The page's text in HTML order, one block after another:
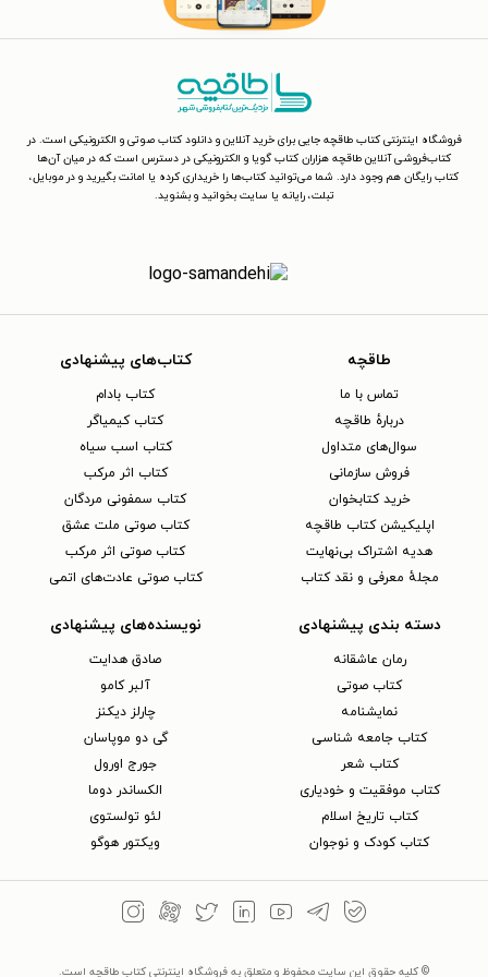
فروشگاه اینترنتی کتاب طاقچه جایی برای خرید آنلاین و دانلود کتاب صوتی و الکترونیکی است. در
کتاب‌فروشی آنلاین طاقچه هزاران کتاب گویا و الکترونیکی در دسترس است که در میان آن‌ها
کتاب رایگان هم وجود دارد. شما می‌توانید کتاب‌ها را خریداری کرده یا امانت بگیرید و در موبایل،
تبلت، رایانه یا سایت بخوانید و بشنوید.
طاقچه
تماس با ما
دربارهٔ طاقچه
سوال‌های متداول
فروش سازمانی
خرید کتابخوان
اپلیکیشن کتاب طاقچه
هدیه اشتراک بی‌نهایت
مجلهٔ معرفی و نقد کتاب
کتاب‌های پیشنهادی
کتاب بادام
کتاب کیمیاگر
کتاب اسب سیاه
کتاب اثر مرکب
کتاب سمفونی مردگان
کتاب صوتی ملت عشق
کتاب صوتی اثر مرکب
کتاب صوتی عادت‌های اتمی
دسته بندی پیشنهادی
رمان عاشقانه
کتاب‌ صوتی
نمایشنامه
کتاب جامعه شناسی
کتاب شعر
کتاب موفقیت و خودیاری
کتاب تاریخ اسلام
کتاب کودک و نوجوان
نویسنده‌های پیشنهادی
صادق هدایت
آلبر کامو
چارلز دیکنز
گی دو موپاسان
جورج اورول
الکساندر دوما
لئو تولستوی
ویکتور هوگو
© کلیه حقوق این سایت محفوظ و متعلق به فروشگاه اینترنتی کتاب طاقچه است.